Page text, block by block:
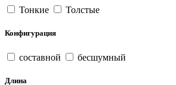
Тонкие Толстые
Конфигурация
составной бесшумный
Длина